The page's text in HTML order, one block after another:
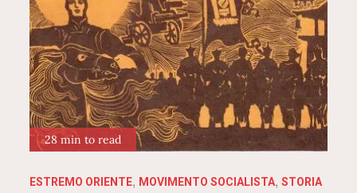
28 min to read
ESTREMO ORIENTE MOVIMENTO SOCIALISTA STORIA